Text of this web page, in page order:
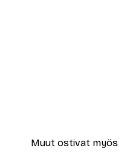
Muut ostivat myös